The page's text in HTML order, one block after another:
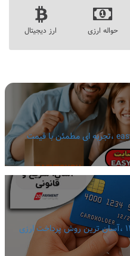
حواله ارزی ارز دیجیتال
راهنمای جامع خرید از سایت easytoyou ،تجربه ای مطمئن با قیمت
راهنمای خرید ویزا کارت در ایران 1404 ،آسان ترین روش پرداخت ارزی